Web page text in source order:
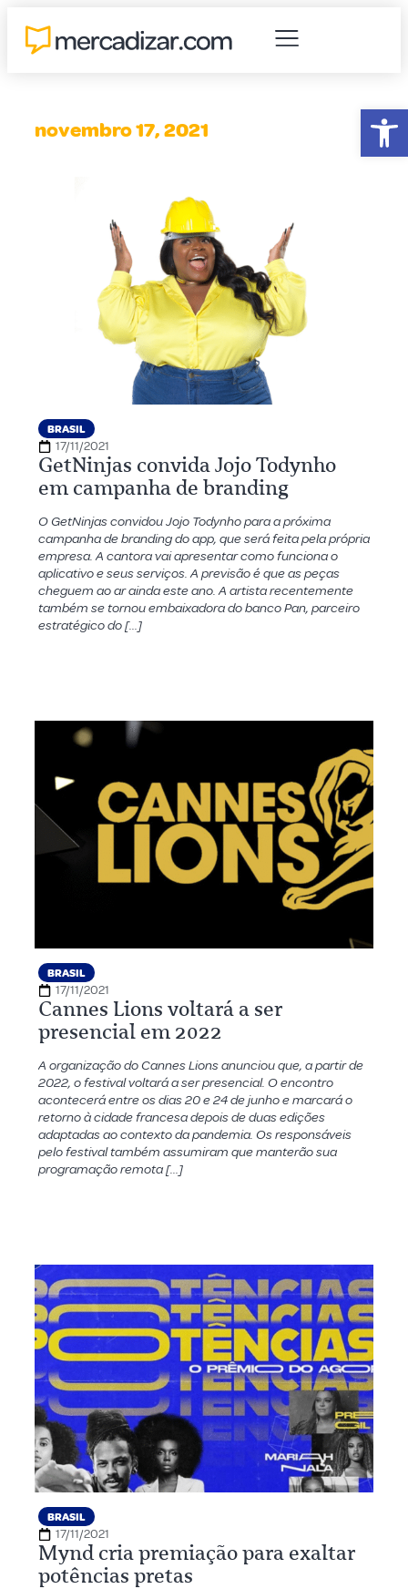
novembro 17, 2021
BRASIL
17/11/2021
GetNinjas convida Jojo Todynho
em campanha de branding
O GetNinjas convidou Jojo Todynho para a próxima
campanha de branding do app, que será feita pela própria
empresa. A cantora vai apresentar como funciona o
aplicativo e seus serviços. A previsão é que as peças
cheguem ao ar ainda este ano. A artista recentemente
também se tornou embaixadora do banco Pan, parceiro
estratégico do […]
BRASIL
17/11/2021
Cannes Lions voltará a ser
presencial em 2022
A organização do Cannes Lions anunciou que, a partir de
2022, o festival voltará a ser presencial. O encontro
acontecerá entre os dias 20 e 24 de junho e marcará o
retorno à cidade francesa depois de duas edições
adaptadas ao contexto da pandemia. Os responsáveis
pelo festival também assumiram que manterão sua
programação remota […]
BRASIL
17/11/2021
Mynd cria premiação para exaltar
potências pretas